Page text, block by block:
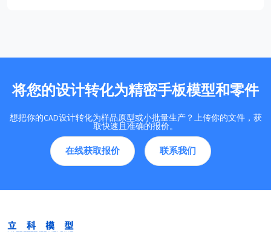
将您的设计转化为精密手板模型和零件
想把你的CAD设计转化为样品原型或小批量生产？上传你的文件，获
取快速且准确的报价。
在线获取报价 联系我们